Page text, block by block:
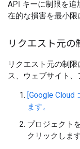
API キーに制限を追
在的な損害を最小限
リクエスト元の
リクエスト元の制
ス、ウェブサイト、
[Google Cloud
ます。
プロジェクト
クリックします